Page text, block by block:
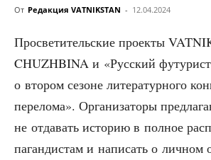
От Редакция VATNIKSTAN - 12.04.2024
Про­све­ти­тель­ские про­ек­ты
CHUZHBINA и «Рус­ский
о вто­ром сезоне лите­ра­тур­но­го
пере­ло­ма». Орга­ни­за­то­ры
не отда­вать исто­рию в пол­ное
па­ган­ди­стам и напи­сать о лич­ном